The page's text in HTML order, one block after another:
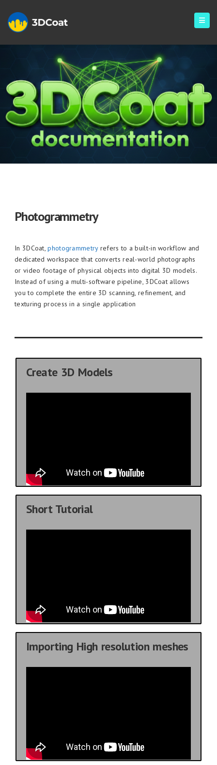
Photogrammetry
Photogrammetry
In 3DCoat,photogrammetryrefers to a built-in workflow and
dedicated workspace that converts real-world photographs
or video footage of physical objects into digital 3D models.
Instead of using a multi-software pipeline, 3DCoat allows
you to complete the entire 3D scanning, refinement, and
texturing process in a single application
Create 3D Models
Short Tutorial
Importing High resolution meshes